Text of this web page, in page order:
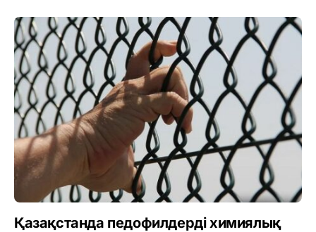
Қазақстанда педофилдерді химиялық